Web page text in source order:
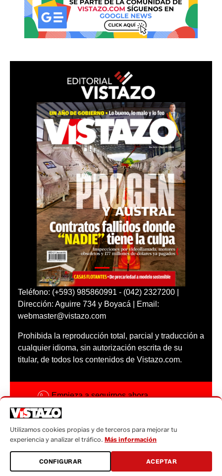
Teléfono: (+593) 985860991 - (042) 2327200 |
Dirección: Aguirre 734 y Boyacá | Email:
webmaster@vistazo.com
Prohibida la reproducción total, parcial y traducción a
cualquier idioma, sin autorización escrita de su
titular, de todos los contenidos de Vistazo.com.
Empieza a seguirnos ahora
Código ética
Sugerencias a:
sugerencias@vistazo.com
Utilizamos cookies propias y de terceros para mejorar tu
experiencia y analizar el tráfico. Más información
CONFIGURAR ACEPTAR